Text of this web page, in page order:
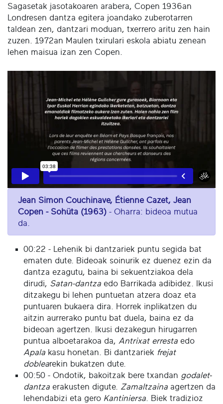
Sagasetak jasotakoaren arabera, Copen 1936an
Londresen dantza egitera joandako zuberotarren
taldean zen, dantzari moduan, txerrero aritu zen hain
zuzen. 1972an Maulen txirulari eskola abiatu zenean
lehen maisua izan zen Copen.
Jean Simon Couchinave, Étienne Cazet, Jean
Copen - Sohüta (1963) - Oharra: bideoa mutua
da.
00:22 - Lehenik bi dantzariek puntu segida bat
ematen dute. Bideoak soinurik ez duenez ezin da
dantza ezagutu, baina bi sekuentziakoa dela
dirudi, Satan-dantza edo Barrikada adibidez. Ikusi
ditzakegu bi lehen puntuetan atzera doaz eta
puntuaren bukaera dira. Horrek inplikatzen du
aitzin aurrerako puntu bat duela, baina ez da
bideoan agertzen. Ikusi dezakegun hirugarren
puntua alboetarakoa da, Antrixat erresta edo
Apala kasu honetan. Bi dantzariek frejat
doblearekin bukatzen dute.
00:50 - Ondotik, bakoitzak bere txandan godalet-
dantza erakusten digute. Zamaltzaina agertzen da
lehendabizi eta gero Kantiniersa . Biek tradizioz